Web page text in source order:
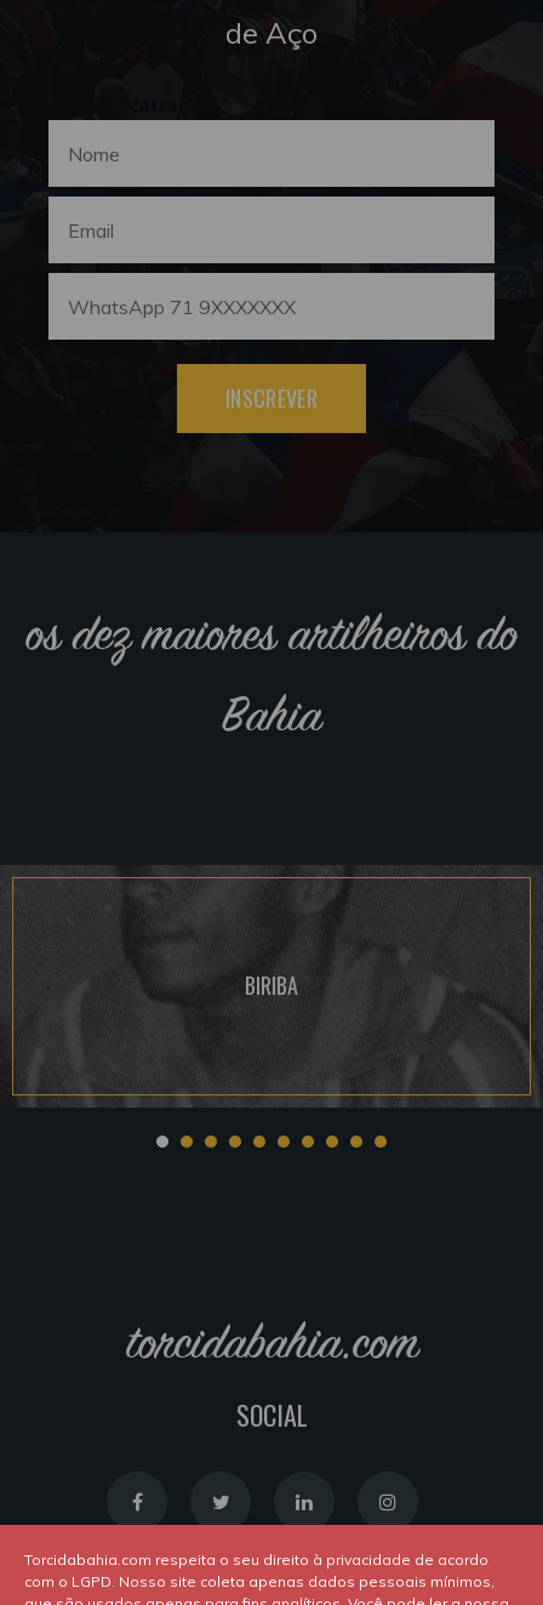
de Aço
INSCREVER
os dez maiores artilheiros do
Bahia
BIRIBA
torcidabahia.com
SOCIAL
Torcidabahia.com respeita o seu direito à privacidade de acordo
com o LGPD. Nosso site coleta apenas dados pessoais mínimos,